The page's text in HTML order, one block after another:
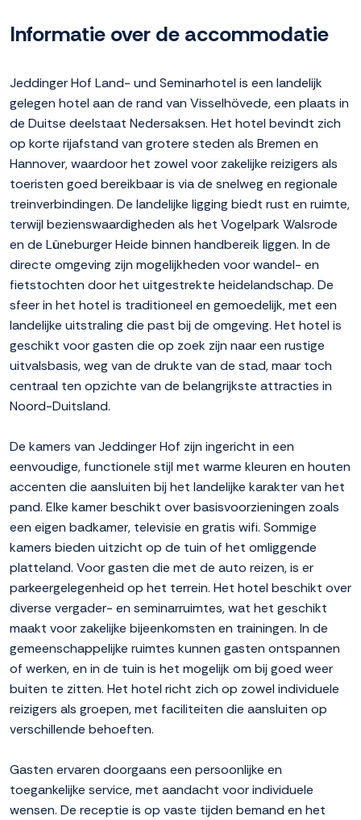
Informatie over de accommodatie
Jeddinger Hof Land- und Seminarhotel is een landelijk
gelegen hotel aan de rand van Visselhövede, een plaats in
de Duitse deelstaat Nedersaksen. Het hotel bevindt zich
op korte rijafstand van grotere steden als Bremen en
Hannover, waardoor het zowel voor zakelijke reizigers als
toeristen goed bereikbaar is via de snelweg en regionale
treinverbindingen. De landelijke ligging biedt rust en ruimte,
terwijl bezienswaardigheden als het Vogelpark Walsrode
en de Lüneburger Heide binnen handbereik liggen. In de
directe omgeving zijn mogelijkheden voor wandel- en
fietstochten door het uitgestrekte heidelandschap. De
sfeer in het hotel is traditioneel en gemoedelijk, met een
landelijke uitstraling die past bij de omgeving. Het hotel is
geschikt voor gasten die op zoek zijn naar een rustige
uitvalsbasis, weg van de drukte van de stad, maar toch
centraal ten opzichte van de belangrijkste attracties in
Noord-Duitsland.
De kamers van Jeddinger Hof zijn ingericht in een
eenvoudige, functionele stijl met warme kleuren en houten
accenten die aansluiten bij het landelijke karakter van het
pand. Elke kamer beschikt over basisvoorzieningen zoals
een eigen badkamer, televisie en gratis wifi. Sommige
kamers bieden uitzicht op de tuin of het omliggende
platteland. Voor gasten die met de auto reizen, is er
parkeergelegenheid op het terrein. Het hotel beschikt over
diverse vergader- en seminarruimtes, wat het geschikt
maakt voor zakelijke bijeenkomsten en trainingen. In de
gemeenschappelijke ruimtes kunnen gasten ontspannen
of werken, en in de tuin is het mogelijk om bij goed weer
buiten te zitten. Het hotel richt zich op zowel individuele
reizigers als groepen, met faciliteiten die aansluiten op
verschillende behoeften.
Gasten ervaren doorgaans een persoonlijke en
toegankelijke service, met aandacht voor individuele
wensen. De receptie is op vaste tijden bemand en het